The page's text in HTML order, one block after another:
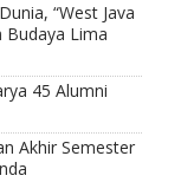
“West Java
Budaya Lima
45 Alumni
Akhir Semester